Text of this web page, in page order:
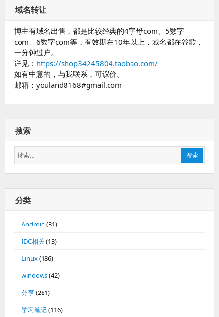
域名转让
博主有域名出售，都是比较经典的4字母com、5数字
com、6数字com等，有效期在10年以上，域名都在谷歌，
一分钟过户。
详见： https://shop34245804.taobao.com/
如有中意的，与我联系，可议价。
邮箱：youland8168#gmail.com
搜索
搜
索：
搜索
分类
Android (31)
IDC相关(13)
Linux(186)
windows(42)
分享(281)
学习笔记(116)